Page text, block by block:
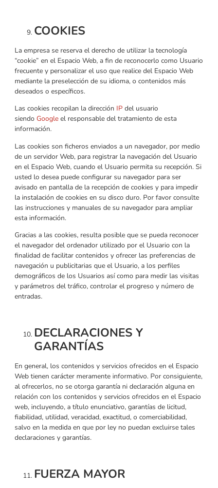
COOKIES
La empresa se reserva el derecho de utilizar la tecnología
“cookie” en el Espacio Web, a fin de reconocerlo como Usuario
frecuente y personalizar el uso que realice del Espacio Web
mediante la preselección de su idioma, o contenidos más
deseados o específicos.
Las cookies recopilan la dirección IP del usuario
siendo Google el responsable del tratamiento de esta
información.
Las cookies son ficheros enviados a un navegador, por medio
de un servidor Web, para registrar la navegación del Usuario
en el Espacio Web, cuando el Usuario permita su recepción. Si
usted lo desea puede configurar su navegador para ser
avisado en pantalla de la recepción de cookies y para impedir
la instalación de cookies en su disco duro. Por favor consulte
las instrucciones y manuales de su navegador para ampliar
esta información.
Gracias a las cookies, resulta posible que se pueda reconocer
el navegador del ordenador utilizado por el Usuario con la
finalidad de facilitar contenidos y ofrecer las preferencias de
navegación u publicitarias que el Usuario, a los perfiles
demográficos de los Usuarios así como para medir las visitas
y parámetros del tráfico, controlar el progreso y número de
entradas.
DECLARACIONES Y
GARANTÍAS
En general, los contenidos y servicios ofrecidos en el Espacio
Web tienen carácter meramente informativo. Por consiguiente,
al ofrecerlos, no se otorga garantía ni declaración alguna en
relación con los contenidos y servicios ofrecidos en el Espacio
web, incluyendo, a título enunciativo, garantías de licitud,
fiabilidad, utilidad, veracidad, exactitud, o comerciabilidad,
salvo en la medida en que por ley no puedan excluirse tales
declaraciones y garantías.
FUERZA MAYOR